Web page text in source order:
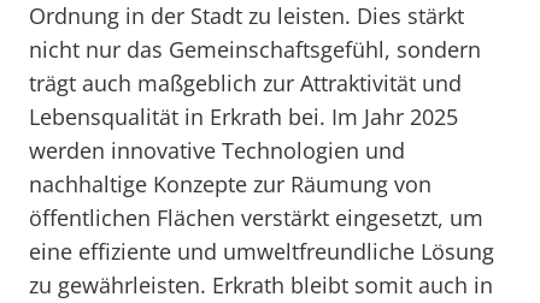
Ordnung in der Stadt zu leisten. Dies stärkt
nicht nur das Gemeinschaftsgefühl, sondern
trägt auch maßgeblich zur Attraktivität und
Lebensqualität in Erkrath bei. Im Jahr 2025
werden innovative Technologien und
nachhaltige Konzepte zur Räumung von
öffentlichen Flächen verstärkt eingesetzt, um
eine effiziente und umweltfreundliche Lösung
zu gewährleisten. Erkrath bleibt somit auch in